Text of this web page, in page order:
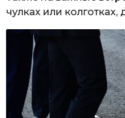
чулках или